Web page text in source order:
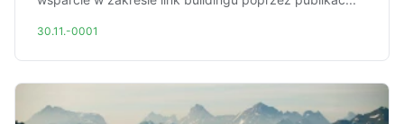
30.11.-0001